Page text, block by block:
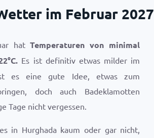
im Februar 2027
hatTemperaturen von minimal
°C. Es ist definitiv etwas milder im
es eine gute Idee, etwas zum
doch auch Badeklamotten
Tage nicht vergessen.
in Hurghada kaum oder gar nicht,